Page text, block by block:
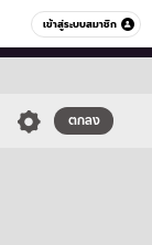
เข้าสู่ระบบสมาชิก
หมวดอื่นๆ
ตกลง